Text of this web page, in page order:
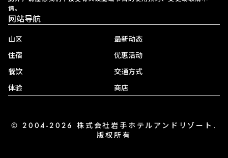
请。
网站导航
山区
住宿
餐饮
体验
最新动态
优惠活动
交通方式
商店
© 2004-2026 株式会社岩手ホテルアンドリゾート.
版权所有